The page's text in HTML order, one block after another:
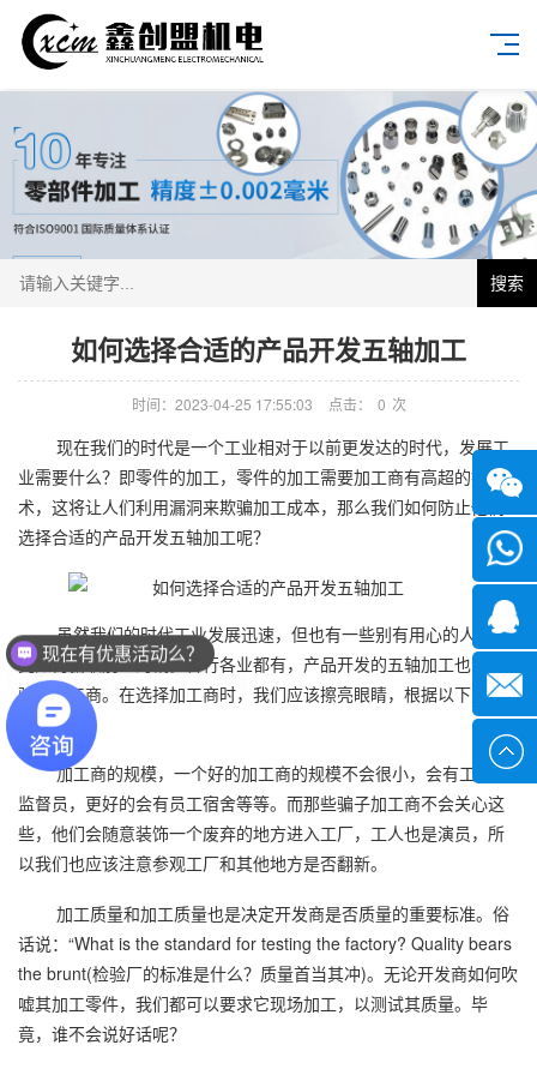
搜索
如何选择合适的产品开发五轴加工
时间：2023-04-25 17:55:03 点击： 0 次
现在我们的时代是一个工业相对于以前更发达的时代，发展工
业需要什么？即零件的加工，零件的加工需要加工商有高超的技
术，这将让人们利用漏洞来欺骗加工成本，那么我们如何防止他们
选择合适的产品开发五轴加工呢？
虽然我们的时代工业发展迅速，但也有一些别有用心的人在研
究如何骗取别人的钱。各行各业都有，产品开发的五轴加工也会有
骗子加工商。在选择加工商时，我们应该擦亮眼睛，根据以下几点
进行筛选：
加工商的规模，一个好的加工商的规模不会很小，会有工厂，
监督员，更好的会有员工宿舍等等。而那些骗子加工商不会关心这
些，他们会随意装饰一个废弃的地方进入工厂，工人也是演员，所
以我们也应该注意参观工厂和其他地方是否翻新。
加工质量和加工质量也是决定开发商是否质量的重要标准。俗
话说：“What is the standard for testing the factory? Quality bears
the brunt(检验厂的标准是什么？质量首当其冲)。无论开发商如何吹
嘘其加工零件，我们都可以要求它现场加工，以测试其质量。毕
竟，谁不会说好话呢？
微信
可以介绍下你们的产品么？
现在有优惠活动么？